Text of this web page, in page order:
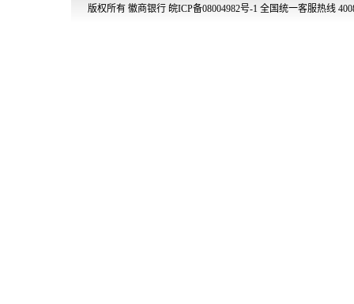
版权所有 徽商银行 皖ICP备08004982号-1 全国统一客服热线